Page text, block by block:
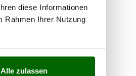
diese Informationen
Rahmen Ihrer Nutzung
Alle zulassen